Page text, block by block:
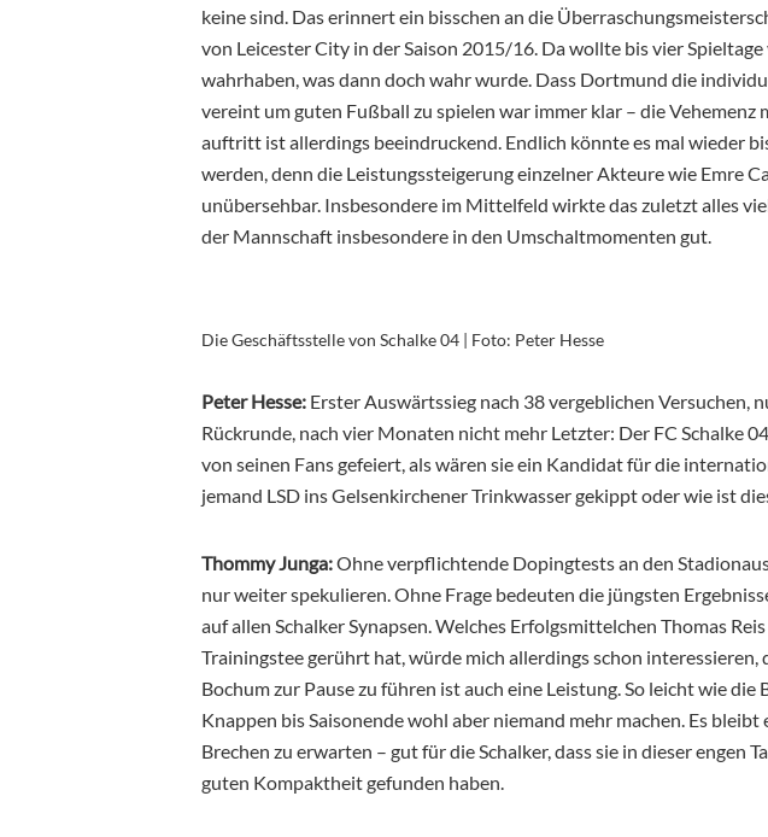
keine sind. Das erinnert ein bisschen an die
von Leicester City in der Saison 2015/16. Da wollte bis vier Spieltage
wahrhaben, was dann doch wahr wurde. Dass Dortmund die
vereint um guten Fußball zu spielen war immer klar – die Vehemenz
auftritt ist allerdings beeindruckend. Endlich könnte es mal wieder
werden, denn die Leistungssteigerung einzelner Akteure wie Emre
unübersehbar. Insbesondere im Mittelfeld wirkte das zuletzt alles
der Mannschaft insbesondere in den Umschaltmomenten gut.
Die Geschäftsstelle von Schalke 04 | Foto: Peter Hesse
Peter Hesse: Erster Auswärtssieg nach 38 vergeblichen Versuchen,
Rückrunde, nach vier Monaten nicht mehr Letzter: Der FC Schalke
von seinen Fans gefeiert, als wären sie ein Kandidat für die
jemand LSD ins Gelsenkirchener Trinkwasser gekippt oder wie ist
Thommy Junga:Ohne verpflichtende Dopingtests an den
nur weiter spekulieren. Ohne Frage bedeuten die jüngsten
auf allen Schalker Synapsen. Welches Erfolgsmittelchen Thomas
Trainingstee gerührt hat, würde mich allerdings schon interessieren,
Bochum zur Pause zu führen ist auch eine Leistung. So leicht wie die
Knappen bis Saisonende wohl aber niemand mehr machen. Es bleibt
Brechen zu erwarten – gut für die Schalker, dass sie in dieser engen
guten Kompaktheit gefunden haben.